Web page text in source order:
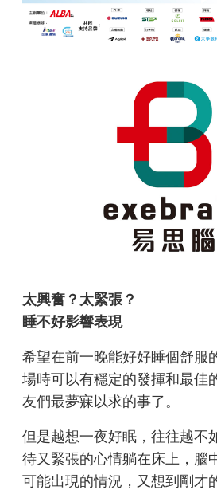
太興奮？太緊張？
睡不好影響表現
希望在前一晚能好好睡個舒服
場時可以有穩定的發揮和最佳
友們最夢寐以求的事了。
但是越想一夜好眠，往往越不
待又緊張的心情躺在床上，腦
可能出現的情況，又想到剛才